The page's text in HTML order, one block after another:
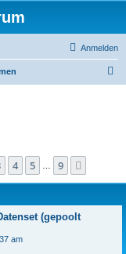
Anmelden
4 5 9
(gepoolt
am